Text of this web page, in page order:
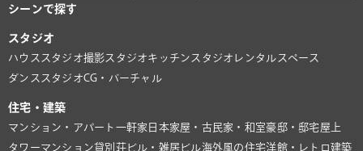
シーンで探す
スタジオ
ハウススタジオ撮影スタジオキッチンスタジオ レンタルスペース
ダンススタジオCG・バーチャル
住宅・建築
マンション・アパート 一軒家 日本家屋・古民家・和室豪邸・邸宅屋上
タワーマンション貸別荘ビル・雑居ビル海外風の住宅洋館・レトロ建築